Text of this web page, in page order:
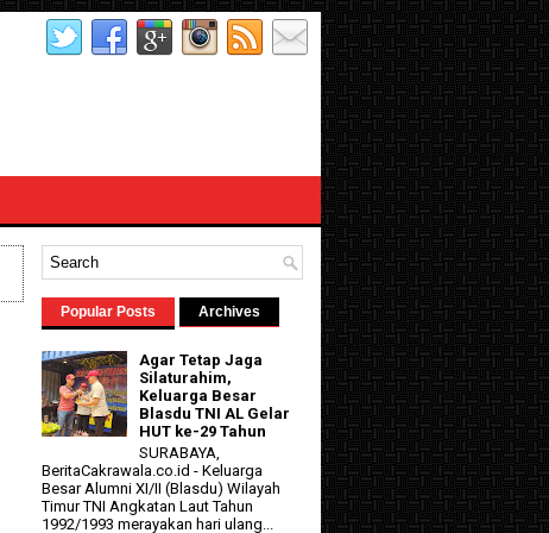
Popular Posts Archives
Agar Tetap Jaga
Silaturahim,
Keluarga Besar
Blasdu TNI AL Gelar
HUT ke-29 Tahun
SURABAYA,
BeritaCakrawala.co.id - Keluarga
Besar Alumni XI/II (Blasdu) Wilayah
Timur TNI Angkatan Laut Tahun
1992/1993 merayakan hari ulang...